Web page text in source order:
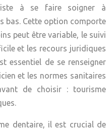
à se faire soigner à
bas. Cette option comporte
peut être variable, le suivi
et les recours juridiques
essentiel de se renseigner
et les normes sanitaires
de choisir : tourisme
dentaire, il est crucial de